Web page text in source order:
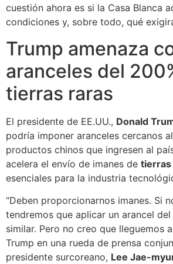
cuestión ahora es si la Casa Blanca
condiciones y, sobre todo, qué
Trump amenaza
aranceles del
tierras raras
El presidente de EE.UU., Donald
podría imponer aranceles cercanos al
productos chinos que ingresen al
acelera el envío de imanes de tierras
esenciales para la industria
“Deben proporcionarnos imanes. Si
tendremos que aplicar un arancel
similar. Pero no creo que lleguemos
Trump en una rueda de prensa
presidente surcoreano, Lee Jae-